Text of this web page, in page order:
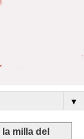
▼
la milla del